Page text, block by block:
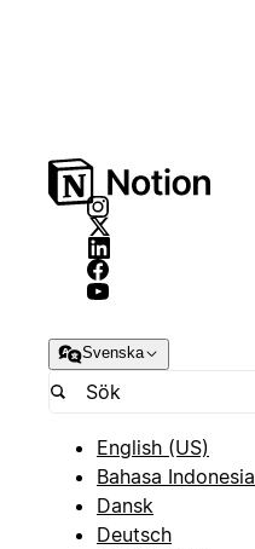
Svenska
English (US)
Bahasa Indonesia
Dansk
Deutsch